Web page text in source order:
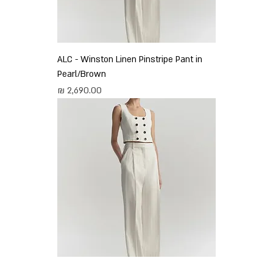
ALC - Winston Linen Pinstripe Pant in
Pearl/Brown
מחיר